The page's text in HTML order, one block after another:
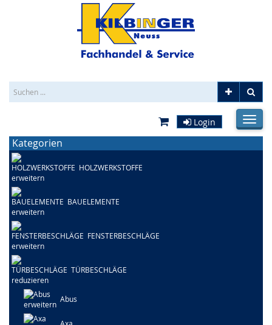
fehlend
fehlend
Login
Kategorien
HOLZWERKSTOFFE
BAUELEMENTE
FENSTERBESCHLÄGE
TÜRBESCHLÄGE
Abus